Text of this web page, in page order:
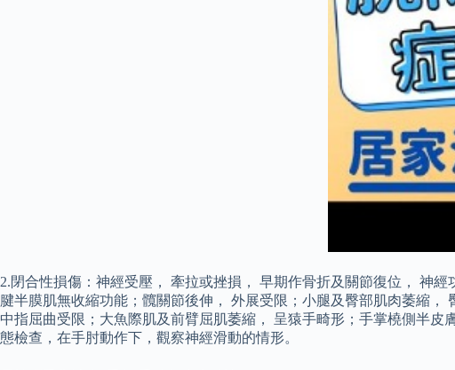
2.閉合性損傷：神經受壓， 牽拉或挫損， 早期作骨折及關節復位， 神
腱半膜肌無收縮功能；髖關節後伸， 外展受限；小腿及臀部肌肉萎縮，
中指屈曲受限；大魚際肌及前臂屈肌萎縮， 呈猿手畸形；手掌橈側半
態檢查，在手肘動作下，觀察神經滑動的情形。